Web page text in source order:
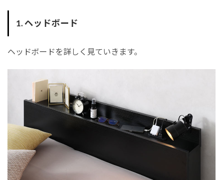
1. ヘッドボード
ヘッドボードを詳しく見ていきます。